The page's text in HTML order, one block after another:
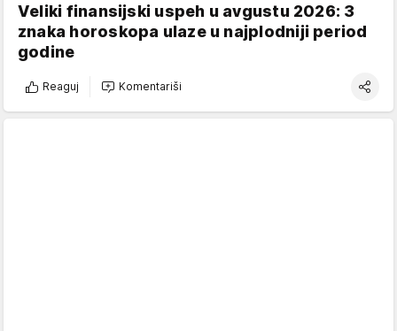
Veliki finansijski uspeh u avgustu 2026: 3
znaka horoskopa ulaze u najplodniji period
godine
Reaguj Komentariši